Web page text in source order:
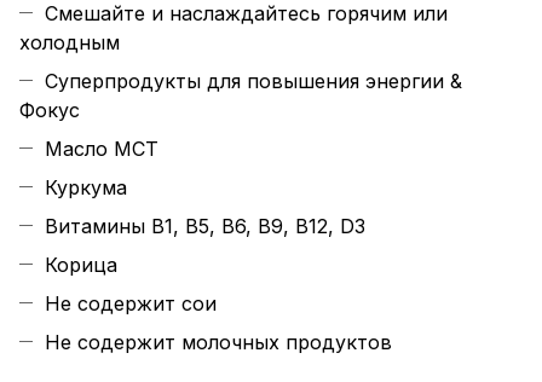
Смешайте и наслаждайтесь горячим или
холодным
Суперпродукты для повышения энергии &
Фокус
Масло MCT
Куркума
Витамины B1, B5, B6, B9, B12, D3
Корица
Не содержит сои
Не содержит молочных продуктов